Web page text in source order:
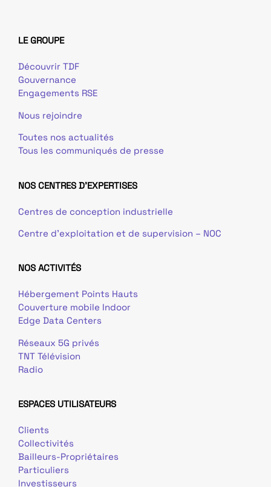
LE GROUPE
Découvrir TDF
Gouvernance
Engagements RSE
Nous rejoindre
Toutes nos actualités
Tous les communiqués de presse
NOS CENTRES D'EXPERTISES
Centres de conception industrielle
Centre d’exploitation et de supervision – NOC
NOS ACTIVITÉS
Hébergement Points Hauts
Couverture mobile Indoor
Edge Data Centers
Réseaux 5G privés
TNT Télévision
Radio
ESPACES UTILISATEURS
Clients
Collectivités
Bailleurs-Propriétaires
Particuliers
Investisseurs